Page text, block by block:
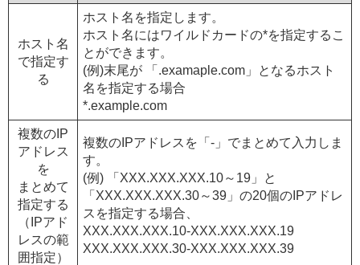
ホスト名
で指定す
る
ホスト名を指定します。
ホスト名にはワイルドカードの*を指定するこ
とができます。
(例)末尾が 「.examaple.com」となるホスト
名を指定する場合
*.example.com
複数のIP
アドレス
を
まとめて
指定する
（IPアド
レスの範
囲指定）
複数のIPアドレスを「-」でまとめて入力しま
す。
(例) 「XXX.XXX.XXX.10～19」と
「XXX.XXX.XXX.30～39」の20個のIPアドレ
スを指定する場合、
XXX.XXX.XXX.10-XXX.XXX.XXX.19
XXX.XXX.XXX.30-XXX.XXX.XXX.39